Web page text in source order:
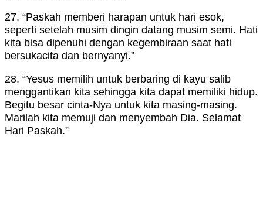
27. “Paskah memberi harapan untuk hari esok,
seperti setelah musim dingin datang musim semi. Hati
kita bisa dipenuhi dengan kegembiraan saat hati
bersukacita dan bernyanyi.”
28. “Yesus memilih untuk berbaring di kayu salib
menggantikan kita sehingga kita dapat memiliki hidup.
Begitu besar cinta-Nya untuk kita masing-masing.
Marilah kita memuji dan menyembah Dia. Selamat
Hari Paskah.”